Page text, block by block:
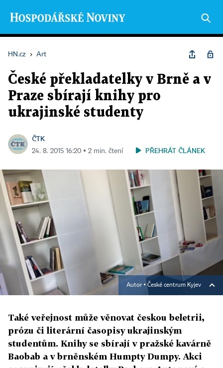
HN.cz › Art
České překladatelky v Brně a v
Praze sbírají knihy pro
ukrajinské studenty
ČTK
24. 8. 2015 16:20 ▪ 2 min. čtení PŘEHRÁT ČLÁNEK
Autor ▪České centrum Kyjev
Také veřejnost může věnovat českou beletrii,
prózu či literární časopisy ukrajinským
studentům. Knihy se sbírají v pražské kavárně
Baobab a v brněnském Humpty Dumpy. Akci